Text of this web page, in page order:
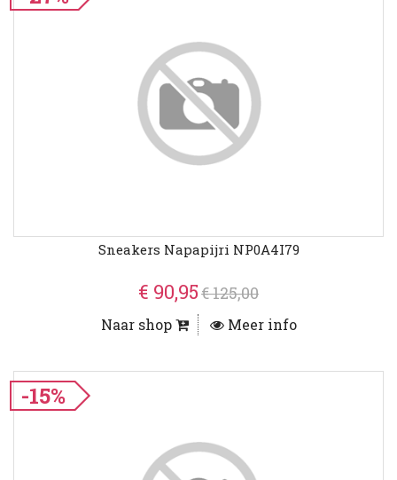
Sneakers Napapijri NP0A4I79
€ 90,95€ 125,00
Naar shop Meer info
-15%